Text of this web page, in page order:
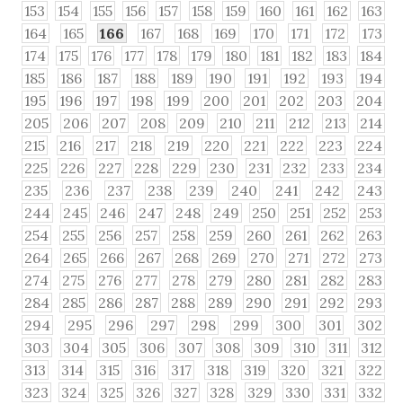
153
154 155 156 157 158 159 160 161 162
163
164
165 166 167 168 169 170 171 172
173
174
175 176 177 178 179 180 181 182 183
184
185
186 187 188 189 190 191 192 193
194
195
196 197 198 199 200 201 202 203
204
205
206 207 208 209 210 211 212 213
214
215
216 217 218 219 220 221 222 223
224
225
226 227 228 229 230 231 232 233
234
235
236 237 238 239 240 241 242
243
244
245 246 247 248 249 250 251 252
253
254
255 256 257 258 259 260 261 262
263
264
265 266 267 268 269 270 271 272
273
274
275 276 277 278 279 280 281 282
283
284
285 286 287 288 289 290 291 292
293
294
295 296 297 298 299 300 301
302
303
304 305 306 307 308 309 310 311
312
313
314 315 316 317 318 319 320 321
322
323
324 325 326 327 328 329 330 331
332